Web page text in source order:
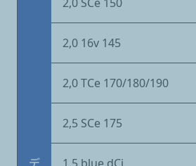
2,0 16v 145
2,0 TCe 170/180/190
2,5 SCe 175